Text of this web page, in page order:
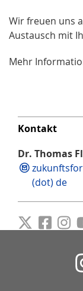
Wir freuen uns
Austausch mit
Mehr
Kontakt
Dr. Thomas
(dot) de